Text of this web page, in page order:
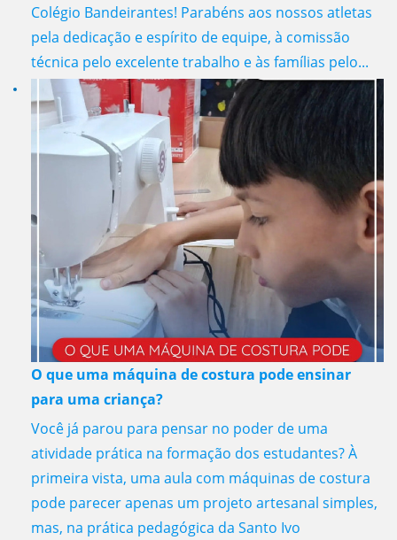
Colégio Bandeirantes! Parabéns aos nossos atletas
pela dedicação e espírito de equipe, à comissão
técnica pelo excelente trabalho e às famílias pelo...
O que uma máquina de costura pode ensinar
para uma criança?
Você já parou para pensar no poder de uma
atividade prática na formação dos estudantes? À
primeira vista, uma aula com máquinas de costura
pode parecer apenas um projeto artesanal simples,
mas, na prática pedagógica da Santo Ivo